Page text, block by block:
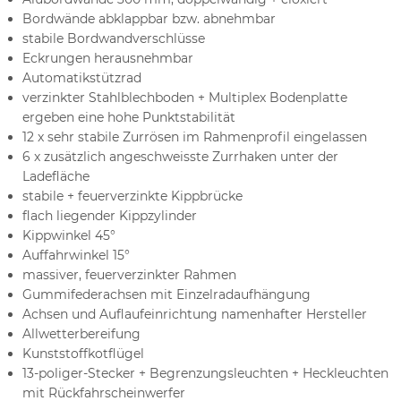
Bordwände abklappbar bzw. abnehmbar
stabile Bordwandverschlüsse
Eckrungen herausnehmbar
Automatikstützrad
verzinkter Stahlblechboden + Multiplex Bodenplatte
ergeben eine hohe Punktstabilität
12 x sehr stabile Zurrösen im Rahmenprofil eingelassen
6 x zusätzlich angeschweisste Zurrhaken unter der
Ladefläche
stabile + feuerverzinkte Kippbrücke
flach liegender Kippzylinder
Kippwinkel 45°
Auffahrwinkel 15°
massiver, feuerverzinkter Rahmen
Gummifederachsen mit Einzelradaufhängung
Achsen und Auflaufeinrichtung namenhafter Hersteller
Allwetterbereifung
Kunststoffkotflügel
13-poliger-Stecker + Begrenzungsleuchten + Heckleuchten
mit Rückfahrscheinwerfer